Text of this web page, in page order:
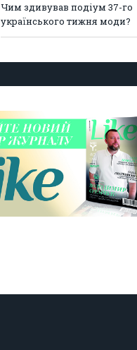
Чим здивував подіум 37-го
українського тижня моди?